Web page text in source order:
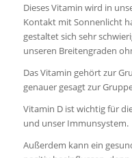
Dieses Vitamin wird in
Kontakt mit Sonnenlicht
gestaltet sich sehr
unseren Breitengraden
Das Vitamin gehört zur
genauer gesagt zur
Vitamin D ist wichtig für
und unser Immunsystem.
Außerdem kann ein